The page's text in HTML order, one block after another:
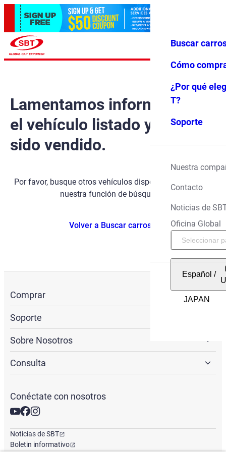
Favoritos Menú
Buscar
Cómo
¿Por qué
T?
Soporte
Nuestra
Contacto
Noticias de
Oficina Global
Español /
Lamentamos informarle que
el vehículo listado ya ha
sido vendido.
Por favor, busque otros vehículos disponibles utilizando
nuestra función de búsqueda.
Volver a Buscar carros
Comprar
Soporte
Sobre Nosotros
Consulta
Conéctate con nosotros
Noticias de SBT
Boletin informativo